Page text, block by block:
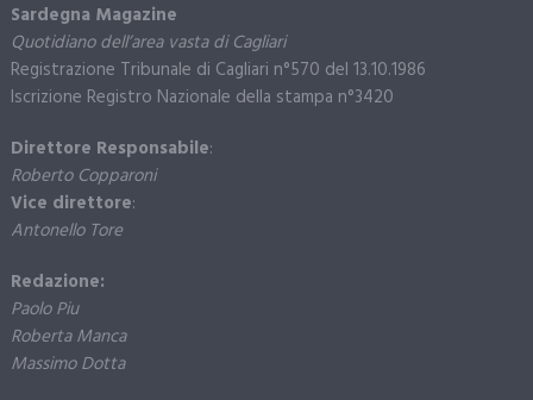
Sardegna Magazine
Quotidiano dell’area vasta di Cagliari
Registrazione Tribunale di Cagliari n°570 del 13.10.1986
Iscrizione Registro Nazionale della stampa n°3420
Direttore Responsabile:
Roberto Copparoni
Vice direttore:
Antonello Tore
Redazione:
Paolo Piu
Roberta Manca
Massimo Dotta